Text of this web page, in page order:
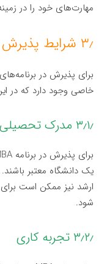
مهارت‌های خود را در
۳٫ شرایط پذیرش در برنامه MBA
خاصی وجود دارد که در
۳٫۱٫ مدرک تحصیلی
یک دانشگاه معتبر
ارشد نیز ممکن است
شود.
۳٫۲٫ تجربه کاری